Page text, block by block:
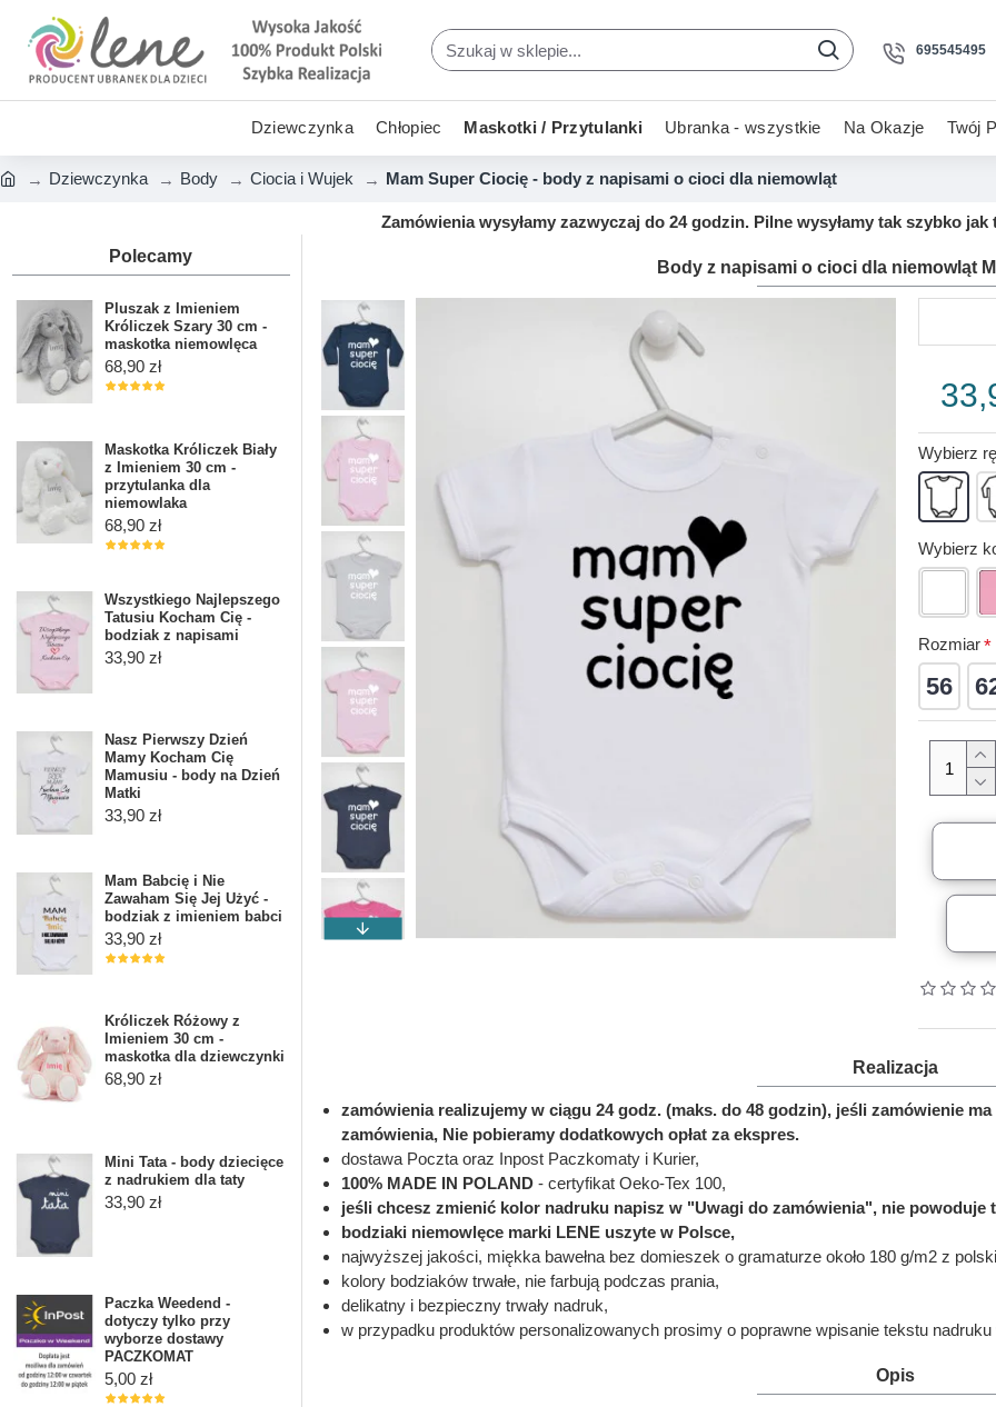
695545495
Dziewczynka Chłopiec Maskotki / Przytulanki Ubranka - wszystkie Na Okazje Twój
Dziewczynka Body Ciocia i Wujek Mam Super Ciocię - body z napisami o cioci dla niemowląt
Zamówienia wysyłamy zazwyczaj do 24 godzin. Pilne wysyłamy tak szybko
Polecamy
Pluszak z Imieniem
Króliczek Szary 30 cm -
maskotka niemowlęca
68,90 zł
Maskotka Króliczek Biały
z Imieniem 30 cm -
przytulanka dla
niemowlaka
68,90 zł
Wszystkiego Najlepszego
Tatusiu Kocham Cię -
bodziak z napisami
33,90 zł
Nasz Pierwszy Dzień
Mamy Kocham Cię
Mamusiu - body na Dzień
Matki
33,90 zł
Mam Babcię i Nie
Zawaham Się Jej Użyć -
bodziak z imieniem babci
33,90 zł
Króliczek Różowy z
Imieniem 30 cm -
maskotka dla dziewczynki
68,90 zł
Mini Tata - body dziecięce
z nadrukiem dla taty
33,90 zł
Paczka Weedend -
dotyczy tylko przy
wyborze dostawy
PACZKOMAT
5,00 zł
Body z napisami o cioci dla niemowląt
Wybierz
Wybierz
Rozmiar
56
Realizacja
zamówienia realizujemy w ciągu 24 godz. (maks. do 48 godzin), jeśli zamówienie
zamówienia, Nie pobieramy dodatkowych opłat za ekspres.
dostawa Poczta oraz Inpost Paczkomaty i Kurier,
100% MADE IN POLAND - certyfikat Oeko-Tex 100,
jeśli chcesz zmienić kolor nadruku napisz w "Uwagi do zamówienia", nie powoduje
bodziaki niemowlęce marki LENE uszyte w Polsce,
najwyższej jakości, miękka bawełna bez domieszek o gramaturze około 180 g/m2 z
kolory bodziaków trwałe, nie farbują podczas prania,
delikatny i bezpieczny trwały nadruk,
w przypadku produktów personalizowanych prosimy o poprawne wpisanie tekstu
Opis